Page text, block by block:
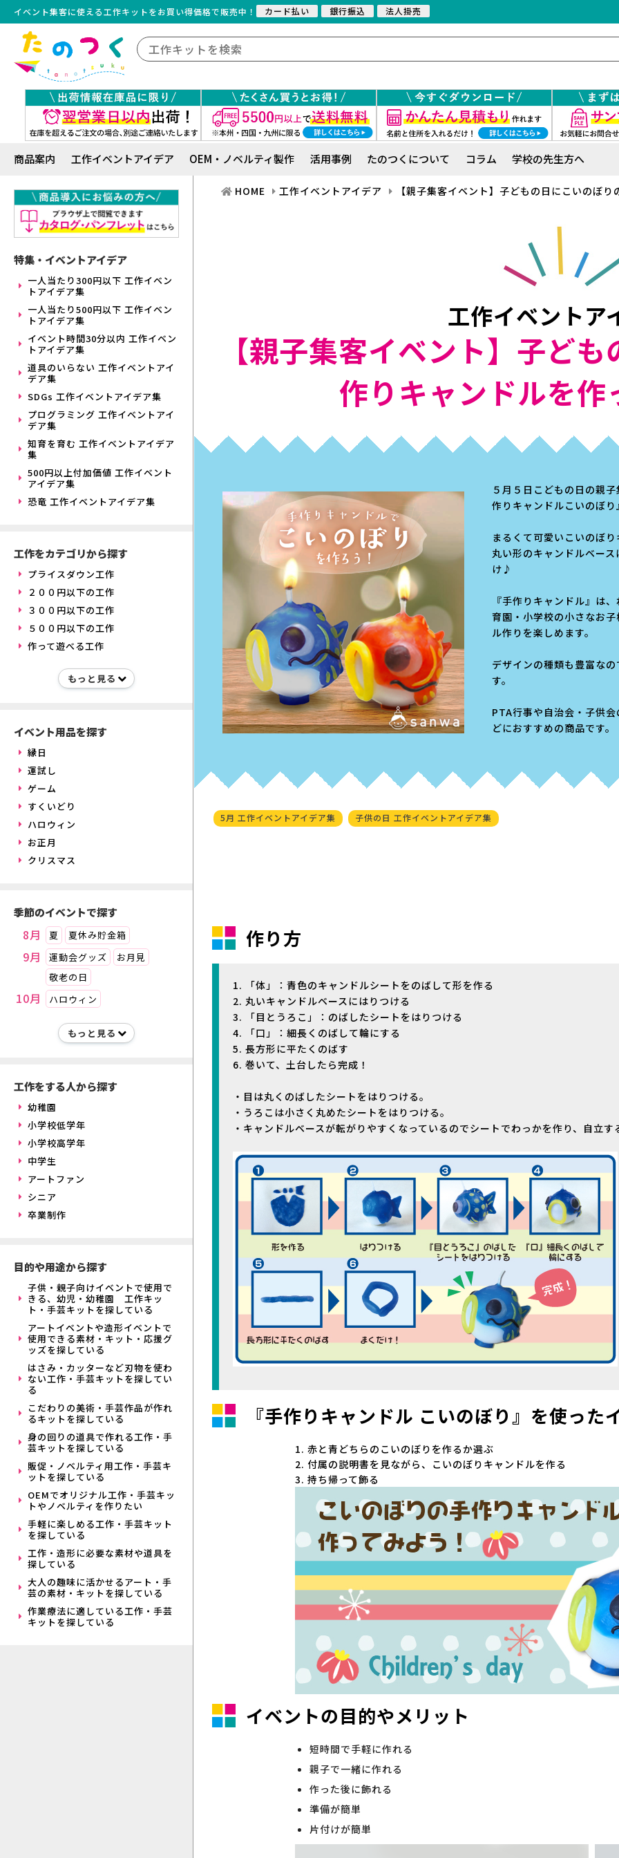
イベント集客に使える工作キットをお買い得価格で販売中！ カード払い 銀行振込 法人掛売
商品案内 工作イベントアイデア OEM・ノベルティ製作 活用事例 たのつくについて コラム 学校の先生方へ
特集・イベントアイデア
一人当たり300円以下 工作イベン
トアイデア集
一人当たり500円以下 工作イベン
トアイデア集
イベント時間30分以内 工作イベン
トアイデア集
道具のいらない 工作イベントアイ
デア集
SDGs 工作イベントアイデア集
プログラミング 工作イベントアイ
デア集
知育を育む 工作イベントアイデア
集
500円以上付加価値 工作イベント
アイデア集
恐竜 工作イベントアイデア集
工作をカテゴリから探す
プライスダウン工作
２００円以下の工作
３００円以下の工作
５００円以下の工作
作って遊べる工作
イベント用品を探す
縁日
運試し
ゲーム
すくいどり
ハロウィン
お正月
クリスマス
季節のイベントで探す
8月 夏 夏休み貯金箱
9月 運動会グッズ
お月見
敬老の日
10月 ハロウィン
工作をする人から探す
幼稚園
小学校低学年
小学校高学年
中学生
アートファン
シニア
卒業制作
目的や用途から探す
子供・親子向けイベントで使用で
きる、幼児・幼稚園 工作キッ
ト・手芸キットを探している
アートイベントや造形イベントで
使用できる素材・キット・応援グ
ッズを探している
はさみ・カッターなど刃物を使わ
ない工作・手芸キットを探してい
る
こだわりの美術・手芸作品が作れ
るキットを探している
身の回りの道具で作れる工作・手
芸キットを探している
販促・ノベルティ用工作・手芸キ
ットを探している
OEMでオリジナル工作・手芸キッ
トやノベルティを作りたい
手軽に楽しめる工作・手芸キット
を探している
工作・造形に必要な素材や道具を
探している
大人の趣味に活かせるアート・手
芸の素材・キットを探している
作業療法に適している工作・手芸
キットを探している
HOME 工作イベントアイデア 【親子集客イベント】子どもの日にこいのぼ
工作イベントア
【親子集客イベント】子ど
作りキャンドルを作
５月５日こどもの日の親
作りキャンドルこいのぼり
まるくて可愛いこいのぼ
丸い形のキャンドルベー
け♪
『手作りキャンドル』は
育園・小学校の小さなお
ル作りを楽しめます。
デザインの種類も豊富な
す。
PTA行事や自治会・子供
どにおすすめの商品です。
5月 工作イベントアイデア集 子供の日 工作イベントアイデア集
作り方
1. 「体」：青色のキャンドルシートをのばして形を作る
2. 丸いキャンドルベースにはりつける
3. 「目とうろこ」：のばしたシートをはりつける
4. 「口」：細長くのばして輪にする
5. 長方形に平たくのばす
6. 巻いて、土台したら完成！
・目は丸くのばしたシートをはりつける。
・うろこは小さく丸めたシートをはりつける。
・キャンドルベースが転がりやすくなっているのでシートでわっかを作り、自立す
『手作りキャンドル こいのぼり』を使った
1. 赤と青どちらのこいのぼりを作るか選ぶ
2. 付属の説明書を見ながら、こいのぼりキャンドルを作る
3. 持ち帰って飾る
イベントの目的やメリット
短時間で手軽に作れる
親子で一緒に作れる
作った後に飾れる
準備が簡単
片付けが簡単